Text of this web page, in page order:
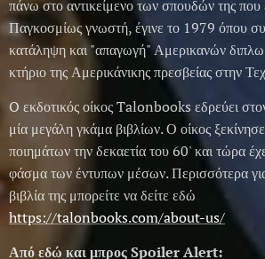
πάνω στο αντικείμενο των σπουδών της που
Παγκοσμίως γνωστή, έγινε το 1979 όπου
κατάληψη και "απαγωγή" Αμερικανών
κτήριο της Αμερικάνικης πρεσβείας στην
O εκδοτικός οίκος Talonbooks εδρεύει
μία μεγάλη γκάμα βιβλίων. Ο οίκος
ποιημάτων την δεκαετία του 60' και τώρα
φάσμα των έντυπων μέσων. Περισσότερα για
βιβλία της μπορείτε να δείτε εδώ
https://talonbooks.com/about-us/
Από εδώ και μπρος Spoiler Alert: